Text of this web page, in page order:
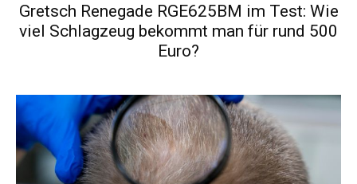
Gretsch Renegade RGE625BM im Test: Wie
viel Schlagzeug bekommt man für rund 500
Euro?